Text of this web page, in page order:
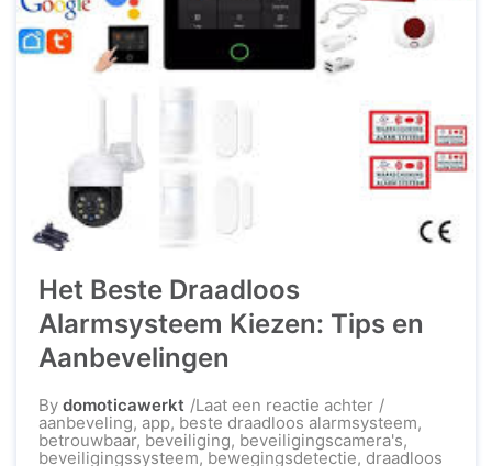
Het Beste Draadloos
Alarmsysteem Kiezen: Tips en
Aanbevelingen
By domoticawerkt Laat een reactie achterop
Het
Beste
Draadloos
aanbeveling, app, beste draadloos alarmsysteem,
betrouwbaar, beveiliging, beveiligingscamera's,
beveiligingssysteem, bewegingsdetectie, draadloos